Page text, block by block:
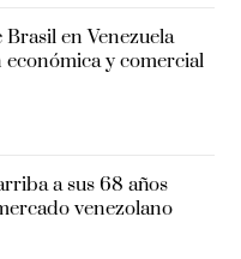
en Venezuela
y comercial
a sus 68 años
venezolano